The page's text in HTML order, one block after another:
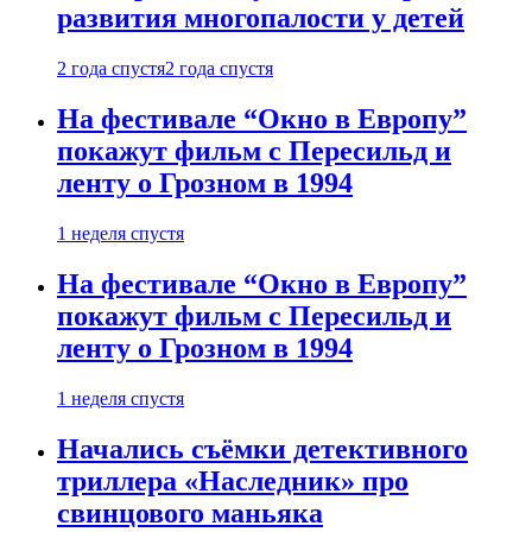
развития многопалости у детей
2 года спустя2 года спустя
На фестивале “Окно в Европу”
покажут фильм с Пересильд и
ленту о Грозном в 1994
1 неделя спустя
На фестивале “Окно в Европу”
покажут фильм с Пересильд и
ленту о Грозном в 1994
1 неделя спустя
Начались съёмки детективного
триллера «Наследник» про
свинцового маньяка